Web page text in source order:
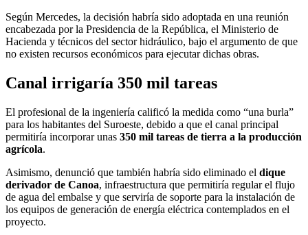
Según Mercedes, la decisión habría sido adoptada en una reunión
encabezada por la Presidencia de la República, el Ministerio de
Hacienda y técnicos del sector hidráulico, bajo el argumento de que
no existen recursos económicos para ejecutar dichas obras.
Canal irrigaría 350 mil tareas
El profesional de la ingeniería calificó la medida como “una burla”
para los habitantes del Suroeste, debido a que el canal principal
permitiría incorporar unas 350 mil tareas de tierra a la producción
agrícola.
Asimismo, denunció que también habría sido eliminado el dique
derivador de Canoa, infraestructura que permitiría regular el flujo
de agua del embalse y que serviría de soporte para la instalación de
los equipos de generación de energía eléctrica contemplados en el
proyecto.